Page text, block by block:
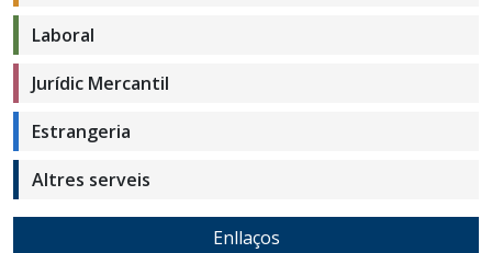
Laboral
Jurídic Mercantil
Estrangeria
Altres serveis
Enllaços